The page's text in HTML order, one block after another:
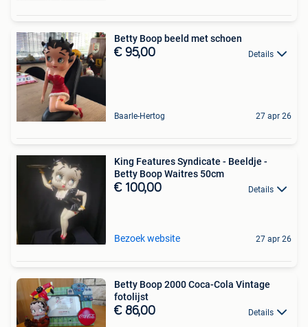
Betty Boop beeld met schoen
€ 95,00 Details
Baarle-Hertog 27 apr 26
King Features Syndicate - Beeldje -
Betty Boop Waitres 50cm
€ 100,00 Details
Bezoek website 27 apr 26
Betty Boop 2000 Coca-Cola Vintage
fotolijst
€ 86,00 Details